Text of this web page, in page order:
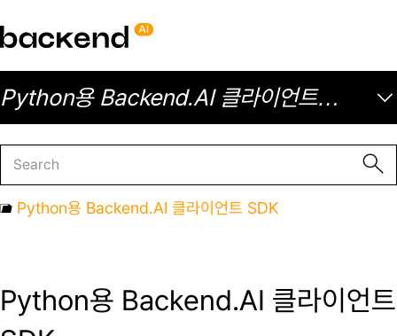
Python용 Backend.AI 클라이언트
Python용 Backend.AI 클라이언트 SDK
Python용 Backend.AI 클라이언트